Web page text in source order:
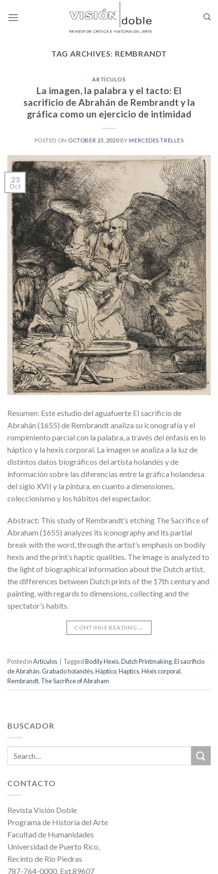
TAG ARCHIVES: REMBRANDT
ARTÍCULOS
La imagen, la palabra y el tacto: El
sacrificio de Abrahán de Rembrandt y la
gráfica como un ejercicio de intimidad
POSTED ON OCTOBER 23, 2020BY MERCEDES TRELLES
23
Oct
Resumen: Este estudio del aguafuerte El sacrificio de
Abrahán (1655) de Rembrandt analiza su iconografía y el
rompimiento parcial con la palabra, a través del énfasis en lo
háptico y la hexis corporal. La imagen se analiza a la luz de
distintos datos biográficos del artista holandés y de
información sobre las diferencias entre la gráfica holandesa
del siglo XVII y la pintura, en cuanto a dimensiones,
coleccionismo y los hábitos del espectador.
Abstract: This study of Rembrandt’s etching The Sacrifice of
Abraham (1655) analyzes its iconography and its partial
break with the word, through the artist’s emphasis on bodily
hexis and the print’s haptic qualities. The image is analyzed to
the light of biographical information about the Dutch artist,
the differences between Dutch prints of the 17th century and
painting, with regards to dimensions, collecting and the
spectator’s habits.
CONTINUE READING →
Posted inArtículos TaggedBodily Hexis,Dutch Printmaking,El sacrificio
de Abrahán,Grabado holandés,Háptico,Haptics,Héxis corporal,
Rembrandt, The Sacrifice of Abraham
BUSCADOR
CONTACTO
Revista Visión Doble
Programa de Historia del Arte
Facultad de Humanidades
Universidad de Puerto Rico,
Recinto de Río Piedras
787-764-0000, Ext.89607